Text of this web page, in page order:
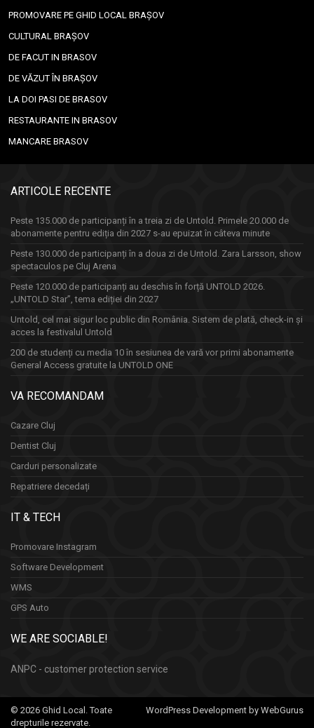
PROMOVARE PE GHID LOCAL BRAȘOV
CULTURAL BRAȘOV
DE FACUT IN BRASOV
DE VĂZUT ÎN BRAȘOV
LA DOI PASI DE BRASOV
RESTAURANTE IN BRASOV
MANCARE BRASOV
ARTICOLE RECENTE
Peste 135.000 de participanți în a treia zi de Untold. Primele 20.000 de
abonamente pentru ediția din 2027 s-au epuizat în câteva minute
Peste 130.000 de participanți în a doua zi de Untold. Zara Larsson, show
spectaculos pe Cluj Arena
Peste 120.000 de participanți au deschis în forță UNTOLD 2026.
„UNTOLD Star”, tema ediției din 2027
Untold, cel mai sigur loc public din România. Sistem de plată, check-in și
acces la festivalul Untold
200 de studenți cu media 10 în sesiunea de vară vor primi abonamente
General Access gratuite la UNTOLD ONE
VA RECOMANDAM
Cazare Cluj
Dentist Cluj
Carduri personalizate
Repatriere decedați
IT & TECH
Promovare Instagram
Software Development
WMS
GPS Auto
WE ARE SOCIABLE!
ANPC - customer protection service
WordPress Development by WebGurus
© 2026 Ghid Local. Toate
drepturile rezervate.